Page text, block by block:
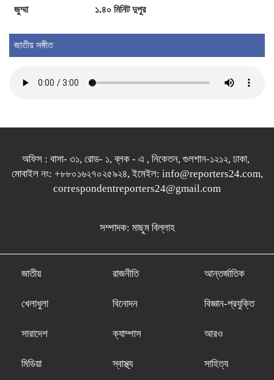
জুলাই গণঅভ্যুত্থান দিবস উপলক্ষে বগুড়ায়
জুম্মা ১.৪০ মিনিট দুপুর
জাতীয় সঙ্গীত
অফিস : বাসা- ৩১, রোড- ১, ব্লক - এ , নিকেতন, গুলশান-১২১২, ঢাকা,
মোবাইল নং: +৮৮০১৬২৭০২৫৯২৪, ইমেইল: info@reporters24.com,
correspondentreporters24@gmail.com
সম্পাদক: মাছুম বিল্লাহ
জাতীয় রাজনীতি আন্তর্জাতিক
খেলাধুলা বিনোদন বিজ্ঞান-প্রযুক্তি
সারাদেশ ক্যাম্পাস আরও
মিডিয়া স্বাস্থ্য সাহিত্য